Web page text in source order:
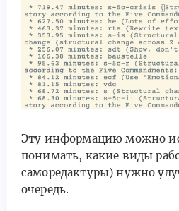
Эту информацию можно
понимать, какие виды
саморедактуры) нужно
очередь.